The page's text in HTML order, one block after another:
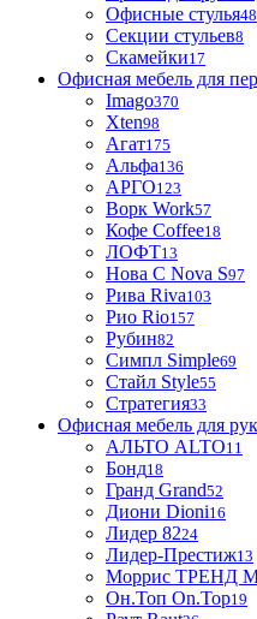
Офисные стулья48
Секции стульев8
Скамейки17
Офисная мебель для
Imago370
Xten98
Агат175
Альфа136
АРГО123
Ворк Work57
Кофе Coffee18
ЛОФТ13
Нова С Nova S97
Рива Riva103
Рио Rio157
Рубин82
Симпл Simple69
Стайл Style55
Стратегия33
Офисная мебель для
АЛЬТО ALTO11
Бонд18
Гранд Grand52
Диони Dioni16
Лидер 8224
Лидер-Престиж13
Моррис ТРЕНД
Он.Топ On.Top19